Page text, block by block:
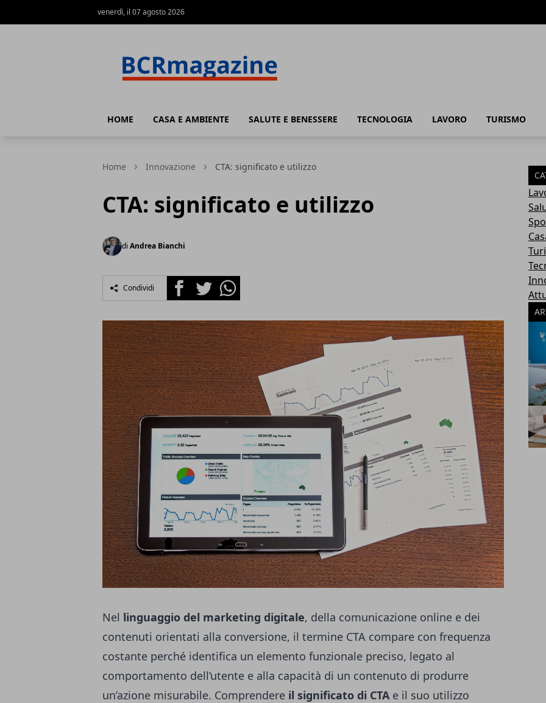
venerdì, il 07 agosto 2026
HOME CASA E AMBIENTE SALUTE E BENESSERE TECNOLOGIA LAVORO TURISMO
Home Innovazione CTA: significato e utilizzo
CTA: significato e utilizzo
di Andrea Bianchi
Condividi FacebookTwitterWhatsapp
Nel linguaggio del marketing digitale, della comunicazione online e dei
contenuti orientati alla conversione, il termine CTA compare con frequenza
costante perché identifica un elemento funzionale preciso, legato al
comportamento dell’utente e alla capacità di un contenuto di produrre
un’azione misurabile. Comprendere il significato di CTA e il suo utilizzo